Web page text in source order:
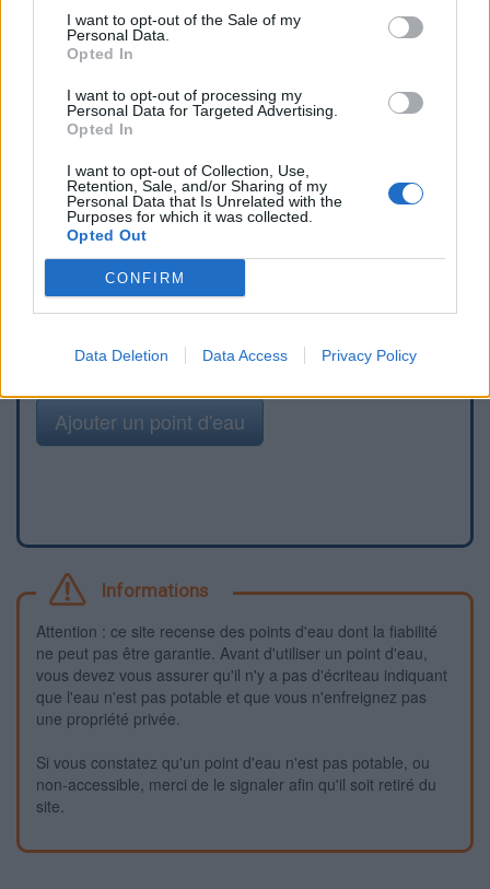
I want to opt-out of the Sale of my
Personal Data.
Opted In
I want to opt-out of processing my
Personal Data for Targeted Advertising.
Opted In
I want to opt-out of Collection, Use,
Retention, Sale, and/or Sharing of my
Personal Data that Is Unrelated with the
Purposes for which it was collected.
Opted Out
CONFIRM
Data Deletion Data Access Privacy Policy
Signaler une erreur
Ajouter un point d'eau
Informations
Attention : ce site recense des points d'eau dont la fiabilité
ne peut pas être garantie. Avant d'utiliser un point d'eau,
vous devez vous assurer qu'il n'y a pas d'écriteau indiquant
que l'eau n'est pas potable et que vous n'enfreignez pas
une propriété privée.
Si vous constatez qu'un point d'eau n'est pas potable, ou
non-accessible, merci de le signaler afin qu'il soit retiré du
site.